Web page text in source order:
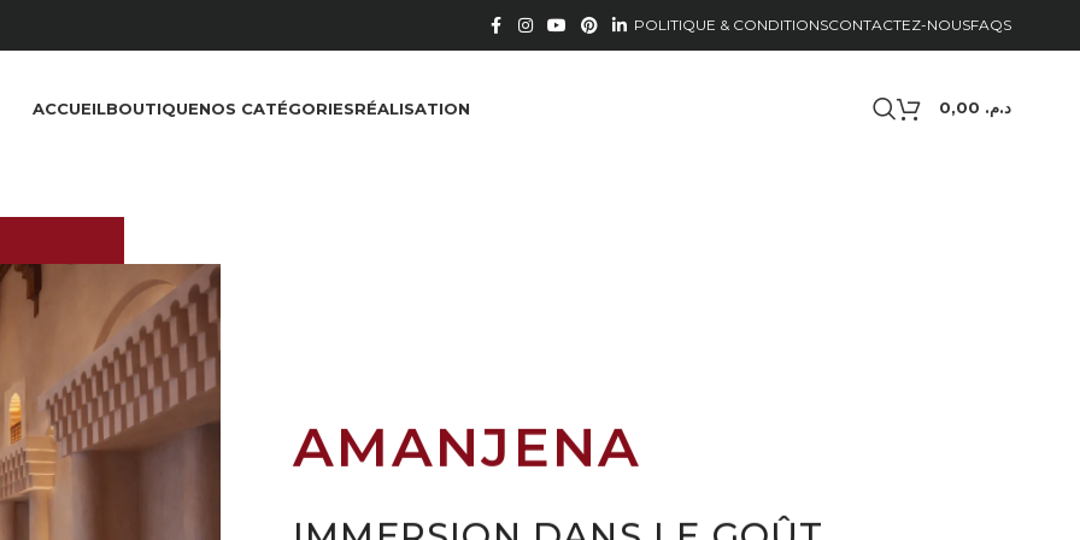
POLITIQUE & CONDITIONSCONTACTEZ-NOUSFAQS
ACCUEILBOUTIQUENOS CATÉGORIESRÉALISATION د.م.
AMANJENA